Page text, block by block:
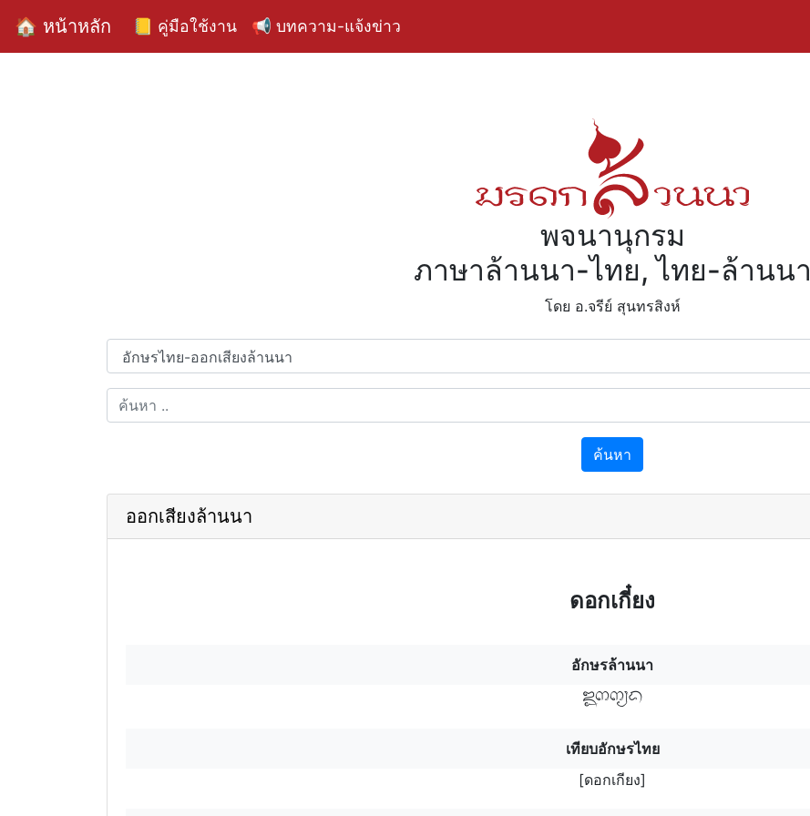
🏠 หน้าหลัก 📒 คู่มือใช้งาน 📢 บทความ-แจ้งข่าว
พจนานุกรม
ภาษาล้านนา-ไทย, ไทย-ล้านนา
โดย อ.จรีย์​ สุนทรสิงห์
ค้นหา
ออกเสียงล้านนา
ดอกเกี๋ยง
อักษรล้านนา
ดอฯกกยฯง
เทียบอักษรไทย
[ดอกเกียง]